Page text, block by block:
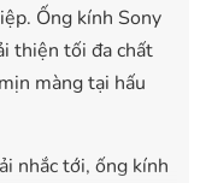
Ống kính Sony
thiện tối đa chất
màng tại hấu
nhắc tới, ống kính